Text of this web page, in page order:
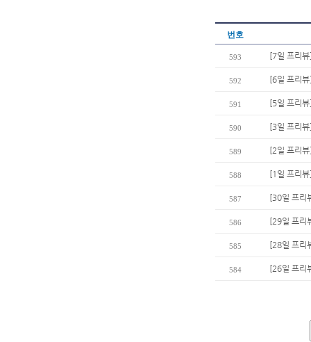
번호
593 [7일 프리
592 [6일 프리
591 [5일 프리
590 [3일 프리
589 [2일 프리
588 [1일 프리
587 [30일 프리
586 [29일 프리
585 [28일 프리
584 [26일 프리